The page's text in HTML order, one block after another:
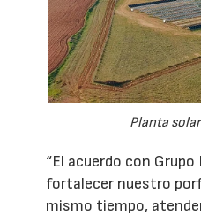
Planta
“El acuerdo con
fortalecer nuestro
mismo tiempo,